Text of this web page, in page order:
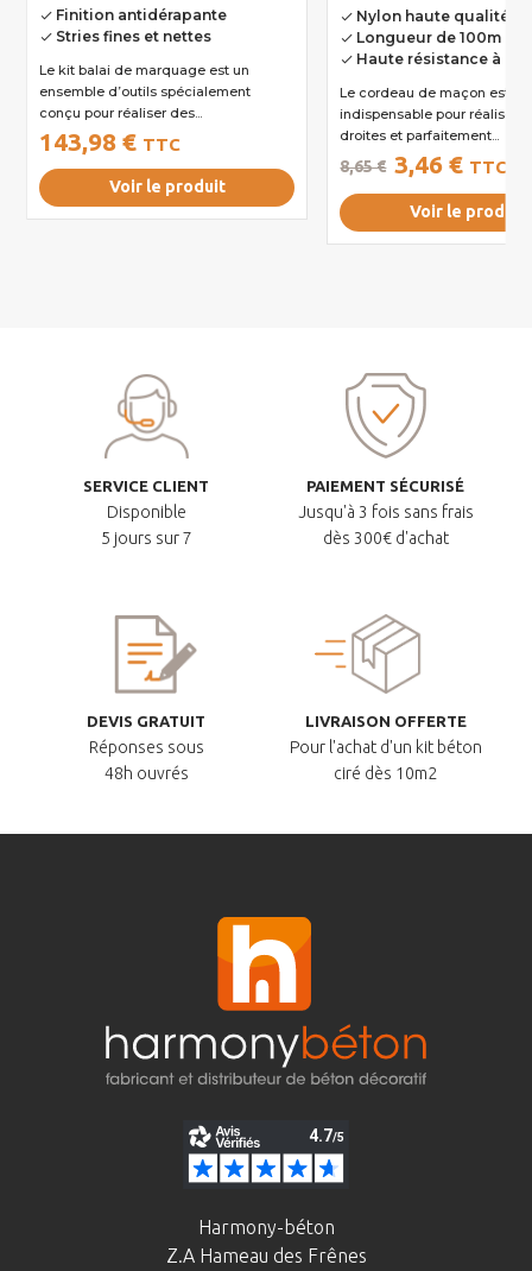
done Finition antidérapante
done Stries fines et nettes
Le kit balai de marquage est un
ensemble d’outils spécialement
conçu pour réaliser des...
143,98 € TTC
Voir le produit
done Nylon haute qualité
done Longueur de 100m
done Haute résistance à la
Le cordeau de maçon est
indispensable pour réaliser
droites et parfaitement...
3,46 € TTC
8,65 €
Voir le produit
SERVICE CLIENT
Disponible
5 jours sur 7
PAIEMENT SÉCURISÉ
Jusqu'à 3 fois sans frais
dès 300€ d'achat
DEVIS GRATUIT
Réponses sous
48h ouvrés
LIVRAISON OFFERTE
Pour l'achat d'un kit béton
ciré dès 10m2
Harmony-béton
Z.A Hameau des Frênes